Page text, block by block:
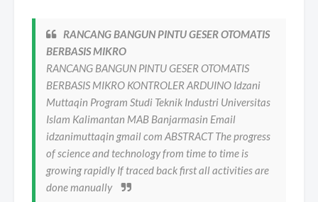
RANCANG BANGUN PINTU GESER OTOMATIS
BERBASIS MIKRO
RANCANG BANGUN PINTU GESER OTOMATIS
BERBASIS MIKRO KONTROLER ARDUINO Idzani
Muttaqin Program Studi Teknik Industri Universitas
Islam Kalimantan MAB Banjarmasin Email
idzanimuttaqin gmail com ABSTRACT The progress
of science and technology from time to time is
growing rapidly If traced back first all activities are
done manually